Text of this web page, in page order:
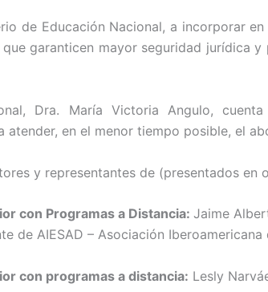
de Educación Nacional, a incorporar
garanticen mayor seguridad jurídica
Dra. María Victoria Angulo,
en el menor tiempo posible, el
y representantes de (presentados en
con Programas a Distancia: Jaime
de AIESAD – Asociación
con programas a distancia: Lesly